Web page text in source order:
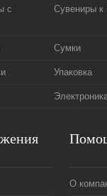
с
Сувениры к
Сумки
Упаковка
О